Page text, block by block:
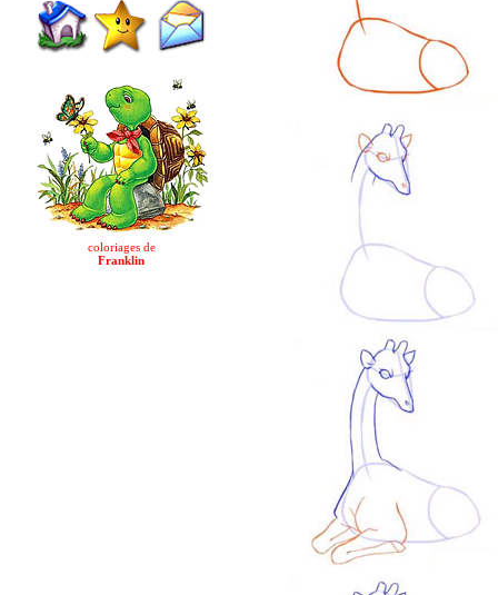
coloriages de
Franklin